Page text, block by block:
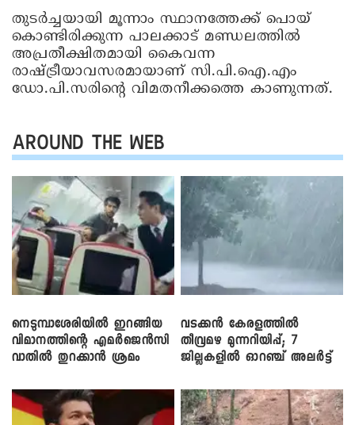
തുടര്‍ച്ചയായി മൂന്നാം സ്ഥാനത്തേക്ക് പൊയ്
കൊണ്ടിരിക്കുന്ന പാലക്കാട് മണ്ഡലത്തില്‍
അപ്രതീക്ഷിതമായി കൈവന്ന
രാഷ്ട്രീയാവസരമായാണ് സി.പി.ഐ.എം
ഡോ.പി.സരിന്റെ വിമതനീക്കത്തെ കാണുന്നത്.
AROUND THE WEB
നെടുമ്പാശേരിയിൽ ഇറങ്ങിയ
വിമാനത്തിന്റെ എമർജെൻസി
വാതിൽ തുറക്കാൻ ശ്രമം
വടക്കൻ കേരളത്തിൽ
തീവ്രമഴ മുന്നറിയിപ്പ്; 7
ജില്ലകളിൽ ഓറഞ്ച് അലർട്ട്